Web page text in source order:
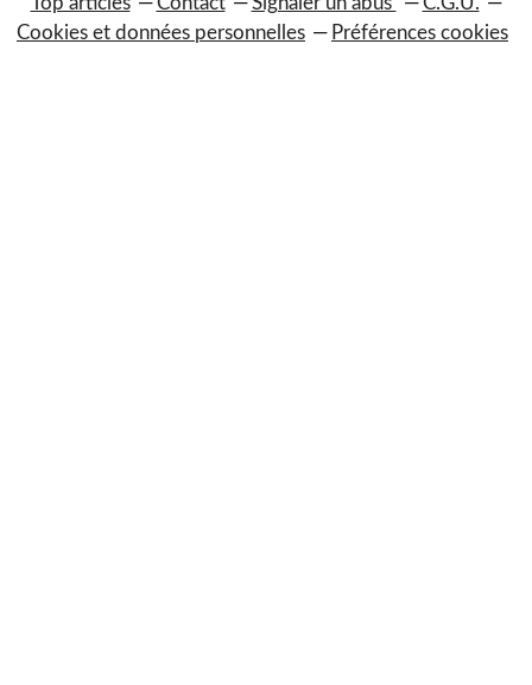
Cookies et données personnelles
Préférences cookies